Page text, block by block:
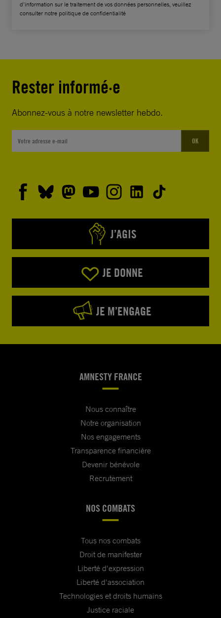
d’information sur le traitement de vos données personnelles, veuillez
consulter notre politique de confidentialité
Rester informé·e
Abonnez-vous à notre newsletter hebdo.
OK
J’AGIS
JE DONNE
JE M’ENGAGE
AMNESTY FRANCE
Nous connaître
Notre organisation
Nos engagements
Transparence financière
Devenir bénévole
Recrutement
NOS COMBATS
Tous nos combats
Droit de manifester
Liberté d'expression
Liberté d'association
Technologies et droits humains
Justice raciale